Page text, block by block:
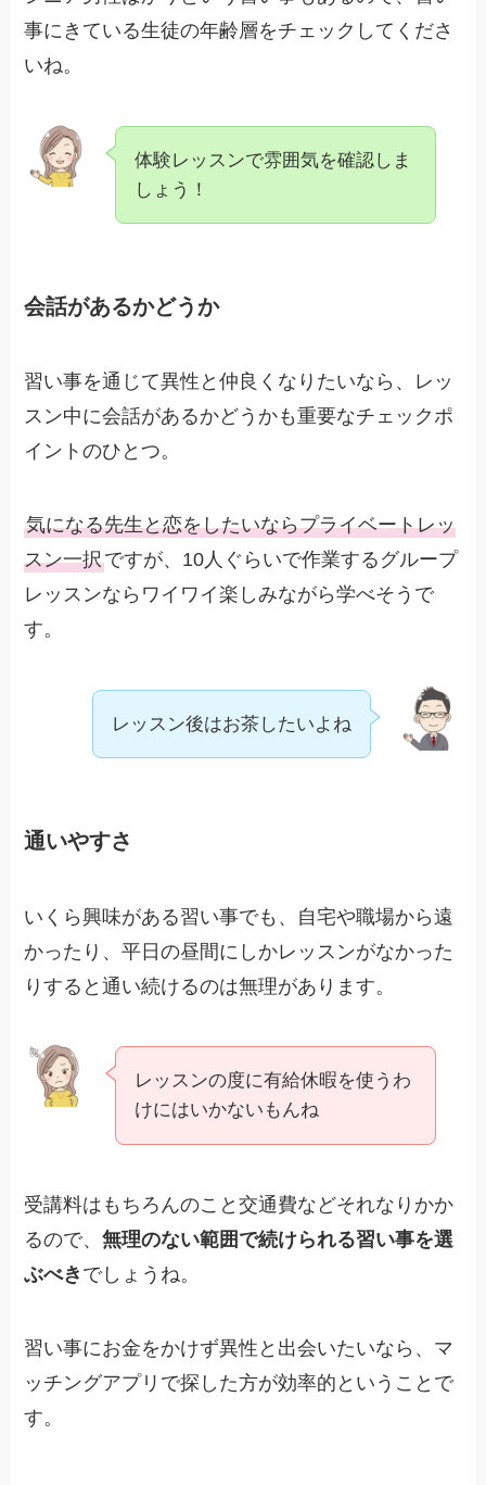
事にきている生徒の年齢層をチェックしてくださ
いね。
体験レッスンで雰囲気を確認しま
しょう！
会話があるかどうか
習い事を通じて異性と仲良くなりたいなら、レッ
スン中に会話があるかどうかも重要なチェックポ
イントのひとつ。
気になる先生と恋をしたいならプライベートレッ
スン一択ですが、10人ぐらいで作業するグループ
レッスンならワイワイ楽しみながら学べそうで
す。
レッスン後はお茶したいよね
通いやすさ
いくら興味がある習い事でも、自宅や職場から遠
かったり、平日の昼間にしかレッスンがなかった
りすると通い続けるのは無理があります。
レッスンの度に有給休暇を使うわ
けにはいかないもんね
受講料はもちろんのこと交通費などそれなりかか
るので、無理のない範囲で続けられる習い事を選
ぶべき でしょうね。
習い事にお金をかけず異性と出会いたいなら、マ
ッチングアプリで探した方が効率的ということで
す。